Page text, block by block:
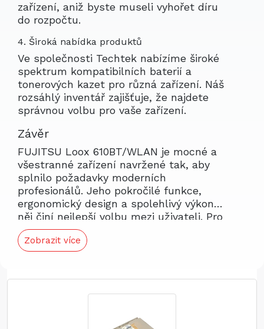
zařízení, aniž byste museli vyhořet díru
do rozpočtu.
4. Široká nabídka produktů
Ve společnosti Techtek nabízíme široké
spektrum kompatibilních baterií a
tonerových kazet pro různá zařízení. Náš
rozsáhlý inventář zajišťuje, že najdete
správnou volbu pro vaše zařízení.
Závěr
FUJITSU Loox 610BT/WLAN je mocné a
všestranné zařízení navržené tak, aby
splnilo požadavky moderních
profesionálů. Jeho pokročilé funkce,
ergonomický design a spolehlivý výkon z
něj činí nejlepší volbu mezi uživateli. Pro
zajištění nepřerušovaného výkonu zvážit
možnost pořízení náhradní baterie CS-
A716SL od společnosti Techtek. Naše
zákazníků zaručuje, že obdržíte produkt,
který doplní vaše zařízení a prodlouží
nabídku produktů a zvyšte potenciál
Zobrazit více